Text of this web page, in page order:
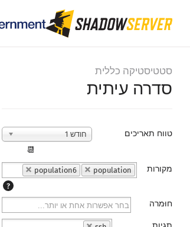
סטטיסטיקה כללית
סדרה עיתית
טווח תאריכים חודש 1
📆
מקורות
population
population6
?
חוּמרה